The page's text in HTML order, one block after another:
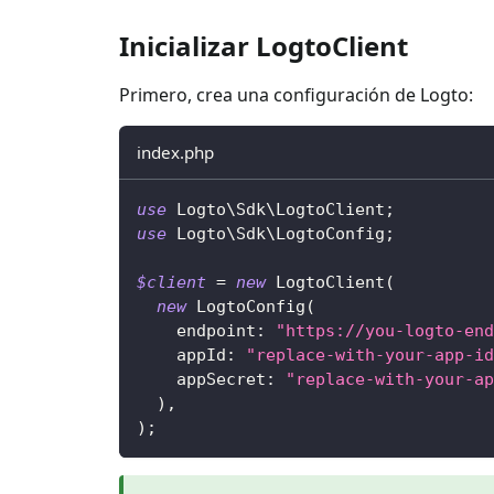
Inicializar LogtoClient
Primero, crea una configuración de Logto:
index.php
use Logto\Sdk\LogtoClient ;
use Logto\Sdk\LogtoConfig ;
$client = new LogtoClient (
new LogtoConfig (
endpoint : "https://you-logto-
appId : "replace-with-your-app-
appSecret : "replace-with-your-
) ,
) ;